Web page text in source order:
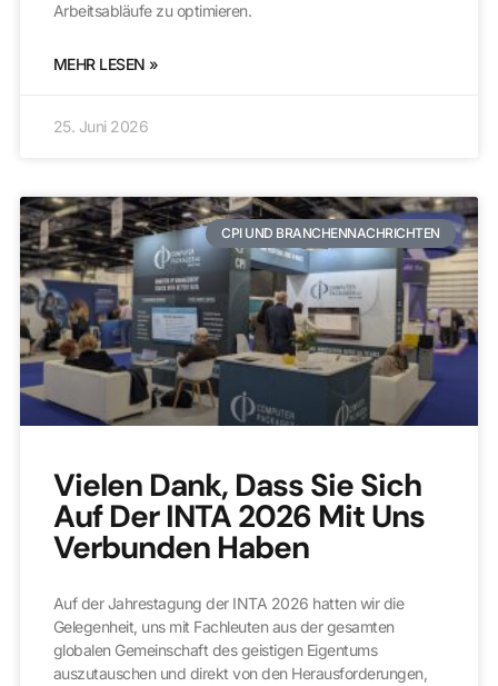
Arbeitsabläufe zu optimieren.
MEHR LESEN »
25. Juni 2026
CPI UND BRANCHENNACHRICHTEN
Vielen Dank, Dass Sie Sich
Auf Der INTA 2026 Mit Uns
Verbunden Haben
Auf der Jahrestagung der INTA 2026 hatten wir die
Gelegenheit, uns mit Fachleuten aus der gesamten
globalen Gemeinschaft des geistigen Eigentums
auszutauschen und direkt von den Herausforderungen,